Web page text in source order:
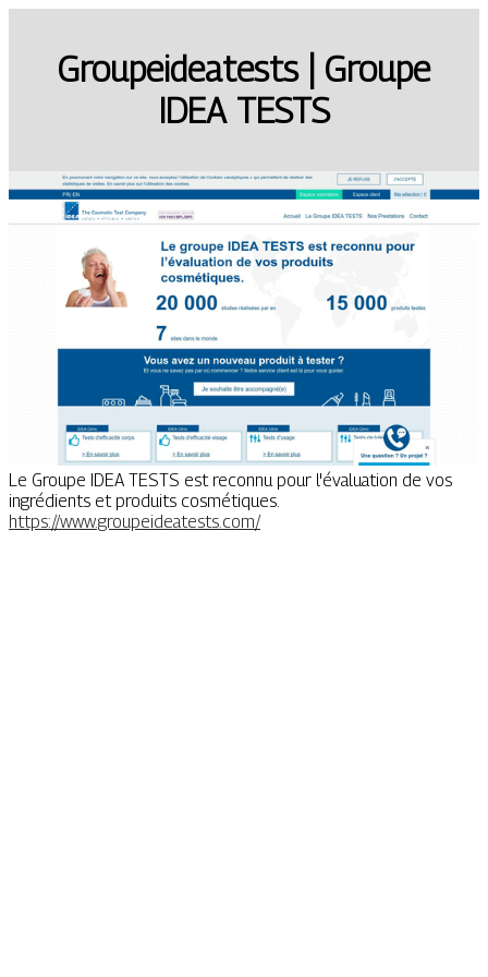
Groupeideatests | Groupe
IDEA TESTS
Le Groupe IDEA TESTS est reconnu pour l'évaluation de vos
ingrédients et produits cosmétiques.
https://www.groupeideatests.com/